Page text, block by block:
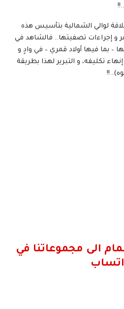
لوالي الشمالية بتأسيس هذه
و إجراءات تصفيتها.. فالشاهد في
– بما فيها أولاد قمري – في وادٍ و
تكليفه، و التبرير لهذا بطريقة
الى مجموعاتنا في